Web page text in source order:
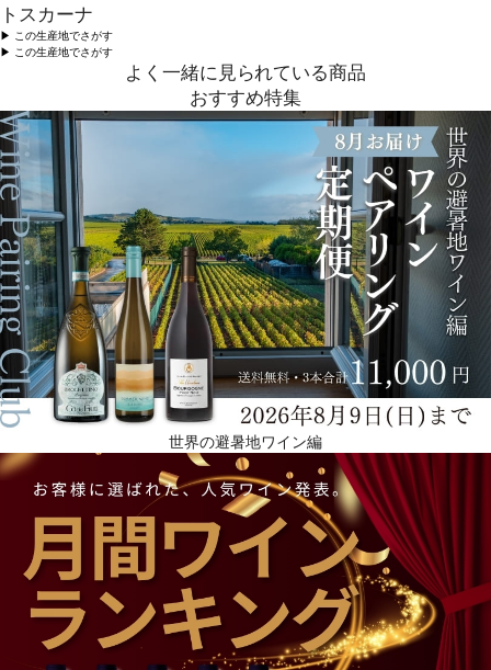
トスカーナ
▶︎ この生産地でさがす
▶︎ この生産地でさがす
よく一緒に見られている商品
おすすめ特集
世界の避暑地ワイン編